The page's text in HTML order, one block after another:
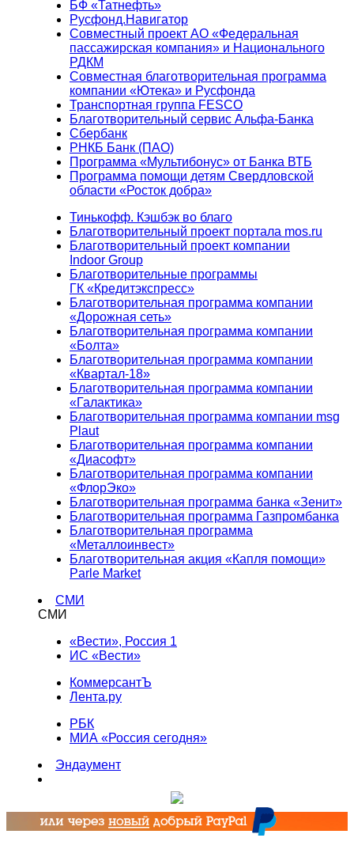
БФ «Татнефть»
Русфонд.Навигатор
Совместный проект АО «Федеральная
пассажирская компания» и Национального
РДКМ
Совместная благотворительная программа
компании «Ютека» и Русфонда
Транспортная группа FESCO
Благотворительный сервис Альфа-Банка
Сбербанк
РНКБ Банк (ПАО)
Программа «Мультибонус» от Банка ВТБ
Программа помощи детям Свердловской
области «Росток добра»
Тинькофф. Кэшбэк во благо
Благотворительный проект портала mos.ru
Благотворительный проект компании
Indoor Group
Благотворительные программы
ГК «Кредитэкспресс»
Благотворительная программа компании
«Дорожная сеть»
Благотворительная программа компании
«Болта»
Благотворительная программа компании
«Квартал-18»
Благотворительная программа компании
«Галактика»
Благотворительная программа компании msg
Plaut
Благотворительная программа компании
«Диасофт»
Благотворительная программа компании
«ФлорЭко»
Благотворительная программа банка «Зенит»
Благотворительная программа Газпромбанка
Благотворительная программа
«Металлоинвест»
Благотворительная акция «Капля помощи»
Parle Market
СМИ
СМИ
«Вести», Россия 1
ИС «Вести»
КоммерсантЪ
Лента.ру
РБК
МИА «Россия сегодня»
Эндаумент